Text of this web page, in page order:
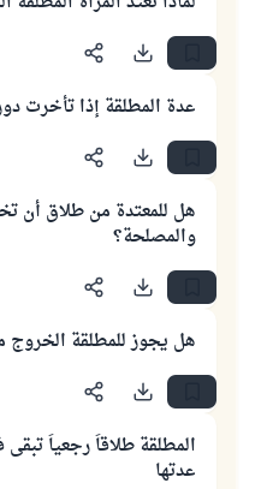
عدة المطلقة إذا تأخرت
هل للمعتدة من طلاق أن
والمصلحة؟
هل يجوز للمطلقة الخروج
المطلقة طلاقاً رجعياً
عدتها